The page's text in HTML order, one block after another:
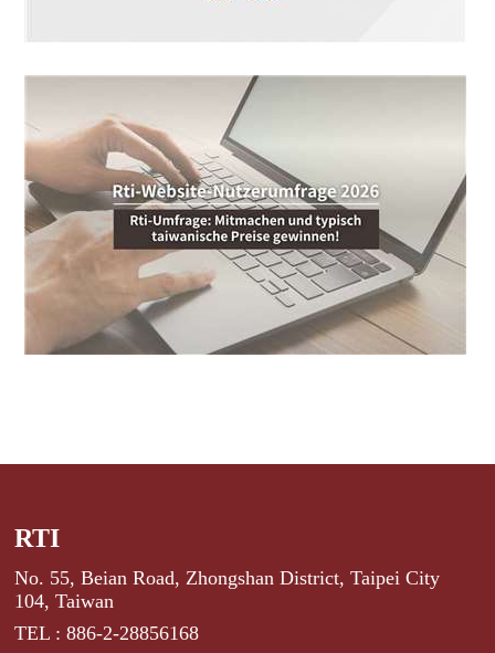
RTI
No. 55, Beian Road, Zhongshan District, Taipei City
104, Taiwan
TEL : 886-2-28856168